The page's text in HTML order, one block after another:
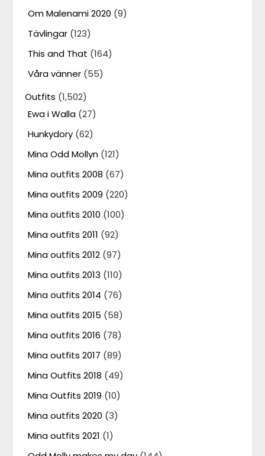
Om Malenami 2020 (9)
Tävlingar (123)
This and That (164)
Våra vänner (55)
Outfits (1,502)
Ewa i Walla (27)
Hunkydory (62)
Mina Odd Mollyn (121)
Mina outfits 2008 (67)
Mina outfits 2009 (220)
Mina outfits 2010 (100)
Mina outfits 2011 (92)
Mina outfits 2012 (97)
Mina outfits 2013 (110)
Mina outfits 2014 (76)
Mina outfits 2015 (58)
Mina outfits 2016 (78)
Mina outfits 2017 (89)
Mina Outfits 2018 (49)
Mina Outfits 2019 (10)
Mina outfits 2020 (3)
Mina outfits 2021 (1)